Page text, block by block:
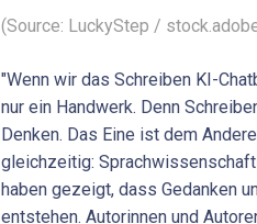
(Source: LuckyStep /
"Wenn wir das Schreiben KI-
nur ein Handwerk. Denn
Denken. Das Eine ist dem
gleichzeitig:
haben gezeigt, dass Gedanken
entstehen. Autorinnen und